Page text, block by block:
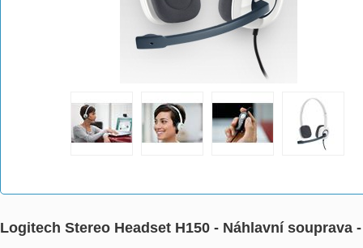
Logitech Stereo Headset H150 - Náhlavní